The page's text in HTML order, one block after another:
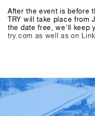
After the event is before
TRY will take place from
the date free, we'll keep
try.com as well as on